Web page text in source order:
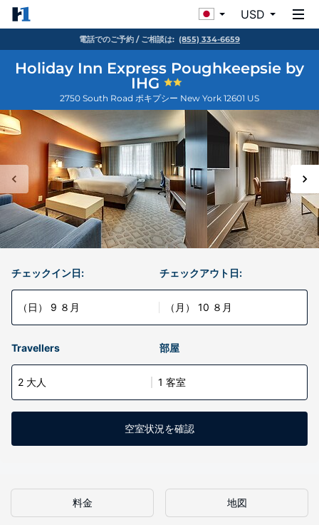
USD
電話でのご予約 / ご相談は: (855) 334-6659
Holiday Inn Express Poughkeepsie by
IHG
2750 South Road ポキプシー New York 12601 US
チェックイン日:
（日） 9 ８月
チェックアウト日:
（月） 10 ８月
Travellers 部屋
2 大人 1 客室
空室状況を確認
料金 地図